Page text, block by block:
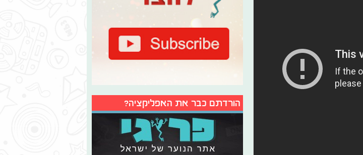
הורדתם כבר את האפליקציה?